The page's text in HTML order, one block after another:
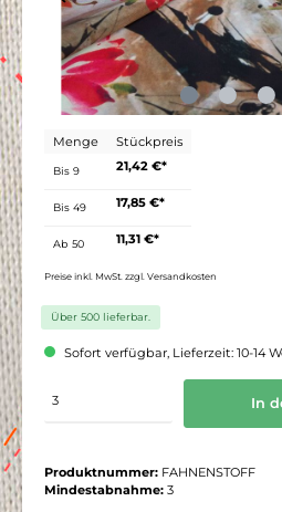
Menge Stückpreis
Bis 9 21,42 €*
Bis 49 17,85 €*
Ab 50 11,31 €*
Preise inkl. MwSt. zzgl. Versandkosten
Über 500 lieferbar.
Sofort verfügbar, Lieferzeit: 10-14
In
Produktnummer: FAHNENSTOFF
Mindestabnahme: 3